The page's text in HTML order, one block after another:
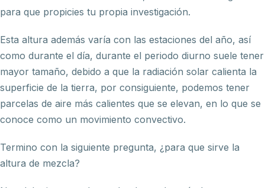
para que propicies tu propia investigación.
Esta altura además varía con las estaciones del año, así
como durante el día, durante el periodo diurno suele tener
mayor tamaño, debido a que la radiación solar calienta la
superficie de la tierra, por consiguiente, podemos tener
parcelas de aire más calientes que se elevan, en lo que se
conoce como un movimiento convectivo.
Termino con la siguiente pregunta, ¿para que sirve la
altura de mezcla?